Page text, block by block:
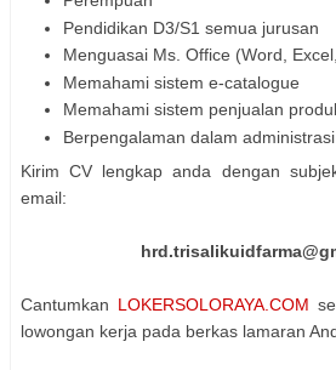
Pendidikan D3/S1 semua jurusan
Menguasai Ms. Office (Word,
Memahami sistem e-catalogue
Memahami sistem penjualan
Berpengalaman dalam
Kirim CV lengkap anda dengan
email:
Cantumkan LOKERSOLORAYA.COM
lowongan kerja pada berkas lamaran